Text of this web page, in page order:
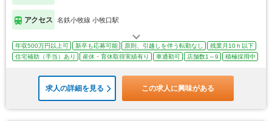
アクセス 名鉄小牧線 小牧口駅
年収500万円以上可 新卒も応募可能 原則、引越しを伴う転勤なし
残業月10ｈ以下
住宅補助（手当）あり
産休・育休取得実績有り 車通勤可 店舗数1～9 積極採用中
求人の詳細を見る この求人に興味がある